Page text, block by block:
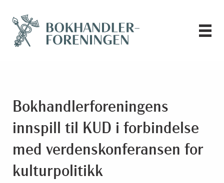
Bokhandlerforeningens
innspill til KUD i forbindelse
med verdenskonferansen for
kulturpolitikk